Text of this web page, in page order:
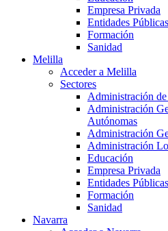
Empresa Privada
Entidades
Formación
Sanidad
Melilla
Acceder a Melilla
Sectores
Administración de
Administración
Autónomas
Administración
Administración
Educación
Empresa Privada
Entidades
Formación
Sanidad
Navarra